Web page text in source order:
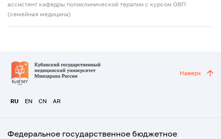
ассистент кафедры поликлинической терапии с курсом ОВП
(семейная медицина)
RU EN CN AR
Наверх
Федеральное государственное бюджетное